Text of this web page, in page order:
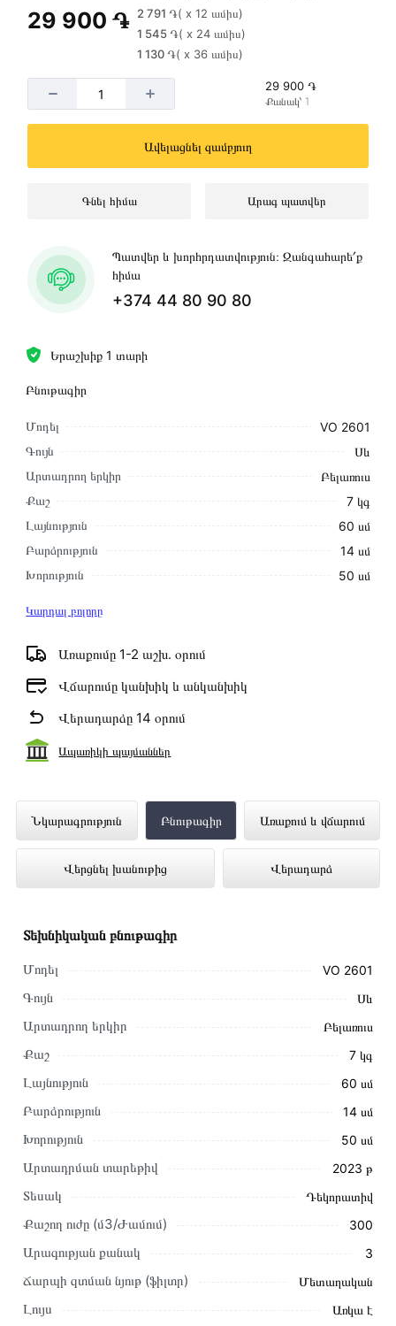
Երաշխիք 1 տարի
Բնութագիր
Մոդել
VO 2601
Գույն
Սև
Արտադրող երկիր
Բելառուս
Քաշ
7 կգ
Լայնություն
60 սմ
Բարձրություն
14 սմ
Խորություն
50 սմ
Կարդալ բոլորը
Առաքումը 1-2 աշխ․ օրում
Վճարումը կանխիկ և անկանխիկ
Վերադարձը 14 օրում
Ապառիկի պայմաններ
29 900 ֏ 2 791 ֏( x 12 ամիս)
1 545 ֏( x 24 ամիս)
1 130 ֏( x 36 ամիս)
29 900 ֏
Քանակ՝ 1
Ավելացնել զամբյուղ
Գնել հիմա Արագ պատվեր
Պատվեր և խորհրդատվություն։ Զանգահարե՛ք
հիմա
+374 44 80 90 80
Նկարագրություն Բնութագիր Առաքում և վճարում
Վերցնել խանութից Վերադարձ
Օդաքարշ Պահարան GEFEST VO 2601
ներկայացված է Technomix առցանց
խանութում լավագույն գնով 29 900 դրամ
Այս ապրանքը գնելու համար սեղմեք
«Ավելացնել
կոճակը:
Կարող եք նաև պատվիրել՝ զանգահարելով կայքում նշված
կոնտակտային համարներին։
Կայքում տվյալ ապրանքի՝ Օդաքարշ Պահարան GEFEST
VO 2601 առաքման և վճարման պայմանները վավեր են և
Տեխնիկական բնութագիր
Մոդել VO 2601
Գույն Սև
Արտադրող երկիր Բելառուս
Քաշ 7 կգ
Լայնություն 60 սմ
Բարձրություն 14 սմ
Խորություն 50 սմ
Արտադրման տարեթիվ 2023 թ
Տեսակ Դեկորատիվ
Քաշող ուժը (մ3/Ժամում) 300
Արագության քանակ 3
Ճարպի զտման նյութ (ֆիլտր) Մետաղական
Լույս Առկա է